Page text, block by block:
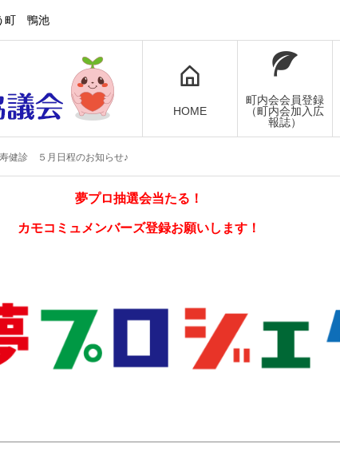
町 鴨池
HOME
町内会会員登録
（町内会加入広
報誌）
健診 ５月日程のお知らせ♪
夢プロ抽選会当たる！
カモコミュメンバーズ登録お願いします！